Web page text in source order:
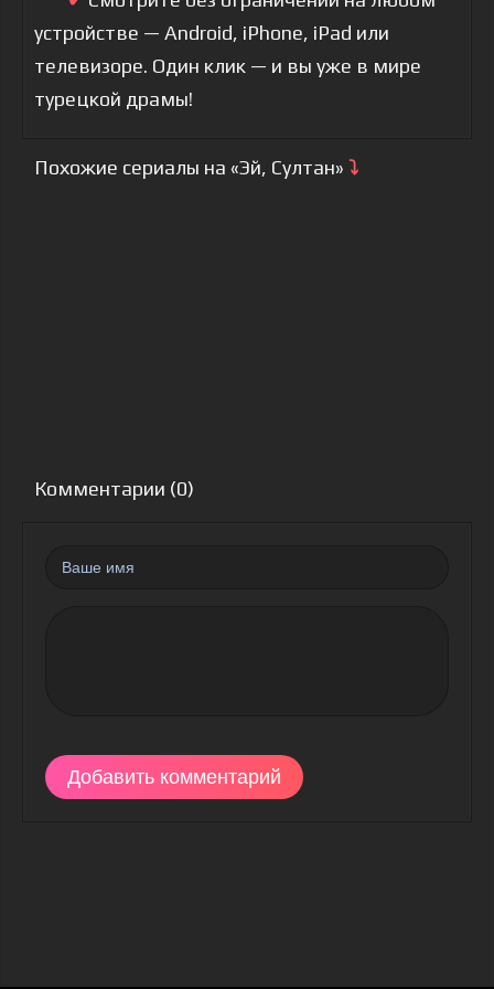
устройстве — Android, iPhone, iPad или
телевизоре. Один клик — и вы уже в мире
турецкой драмы!
Похожие сериалы на «Эй, Султан» ⤵
Комментарии (0)
Добавить комментарий